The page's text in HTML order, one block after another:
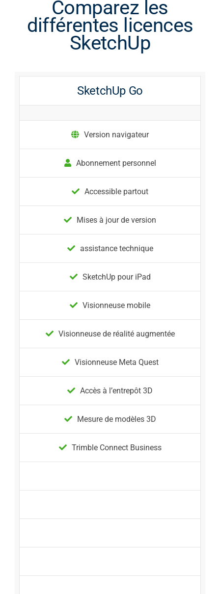
Comparez les
différentes licences
SketchUp
SketchUp Go
Version navigateur
Abonnement personnel
Accessible partout
Mises à jour de version
assistance technique
SketchUp pour iPad
Visionneuse mobile
Visionneuse de réalité augmentée
Visionneuse Meta Quest
Accès à l’entrepôt 3D
Mesure de modèles 3D
Trimble Connect Business